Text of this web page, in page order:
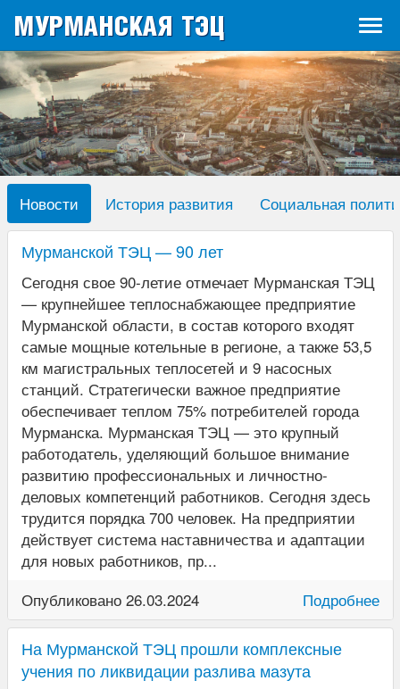
МУРМАНСКАЯ ТЭЦ
Новости История развития Социальная
Мурманской ТЭЦ — 90 лет
Сегодня свое 90-летие отмечает Мурманская ТЭЦ
— крупнейшее теплоснабжающее предприятие
Мурманской области, в состав которого входят
самые мощные котельные в регионе, а также 53,5
км магистральных теплосетей и 9 насосных
станций. Стратегически важное предприятие
обеспечивает теплом 75% потребителей города
Мурманска. Мурманская ТЭЦ — это крупный
работодатель, уделяющий большое внимание
развитию профессиональных и личностно-
деловых компетенций работников. Сегодня здесь
трудится порядка 700 человек. На предприятии
действует система наставничества и адаптации
для новых работников, пр...
Опубликовано 26.03.2024
Подробнее
На Мурманской ТЭЦ прошли комплексные
учения по ликвидации разлива мазута